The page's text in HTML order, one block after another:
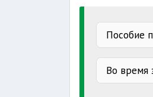
Пособие
Во время